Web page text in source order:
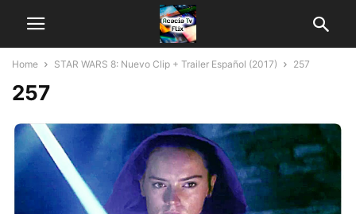
Home STAR WARS 8: Nuevo Clip + Trailer Español (2017) 257
257